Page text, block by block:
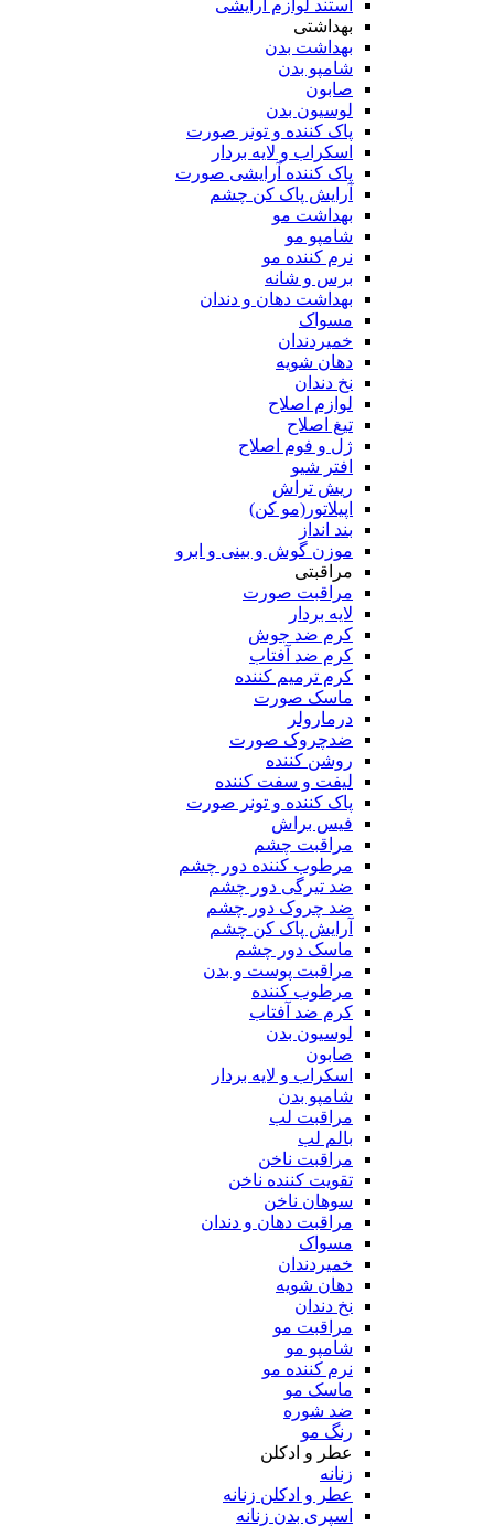
استند لوازم آرایشی
بهداشتی
بهداشت بدن
شامپو بدن
صابون
لوسیون بدن
پاک کننده و تونر صورت
اسکراب و لایه بردار
پاک کننده آرایشی صورت
آرایش پاک کن چشم
بهداشت مو
شامپو مو
نرم کننده مو
برس و شانه
بهداشت دهان و دندان
مسواک
خمیردندان
دهان شویه
نخ دندان
لوازم اصلاح
تیغ اصلاح
ژل و فوم اصلاح
افتر شیو
ریش تراش
اپیلاتور(مو کن)
بند انداز
موزن گوش و بینی و ابرو
مراقبتی
مراقبت صورت
لایه بردار
کرم ضد جوش
کرم ضد آفتاب
کرم ترمیم کننده
ماسک صورت
درمارولر
ضدچروک صورت
روشن کننده
لیفت و سفت کننده
پاک کننده و تونر صورت
فیس براش
مراقبت چشم
مرطوب کننده دور چشم
ضد تیرگی دور چشم
ضد چروک دور چشم
آرایش پاک کن چشم
ماسک دور چشم
مراقبت پوست و بدن
مرطوب کننده
کرم ضد آفتاب
لوسیون بدن
صابون
اسکراب و لایه بردار
شامپو بدن
مراقبت لب
بالم لب
مراقبت ناخن
تقویت کننده ناخن
سوهان ناخن
مراقبت دهان و دندان
مسواک
خمیردندان
دهان شویه
نخ دندان
مراقبت مو
شامپو مو
نرم کننده مو
ماسک مو
ضد شوره
رنگ مو
عطر و ادکلن
زنانه
عطر و ادکلن زنانه
اسپری بدن زنانه